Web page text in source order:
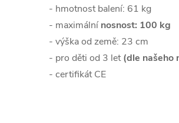
- hmotnost balení: 61 kg
- maximální nosnost: 100 kg
- výška od země: 23 cm
- pro děti od 3 let(dle našeho
- certifikát CE